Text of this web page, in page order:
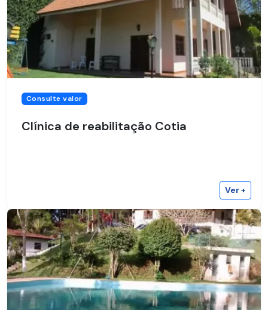
Consulte valor
Clínica de reabilitação Cotia
Ver +